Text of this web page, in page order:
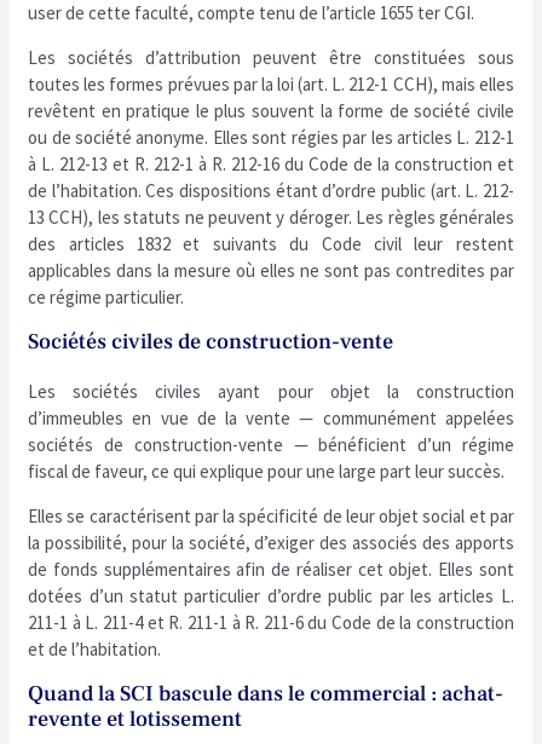
user de cette faculté, compte tenu de l’article 1655 ter CGI.
Les sociétés d’attribution peuvent être constituées sous
toutes les formes prévues par la loi (art. L. 212-1 CCH), mais elles
revêtent en pratique le plus souvent la forme de société civile
ou de société anonyme. Elles sont régies par les articles L. 212-1
à L. 212-13 et R. 212-1 à R. 212-16 du Code de la construction et
de l’habitation. Ces dispositions étant d’ordre public (art. L. 212-
13 CCH), les statuts ne peuvent y déroger. Les règles générales
des articles 1832 et suivants du Code civil leur restent
applicables dans la mesure où elles ne sont pas contredites par
ce régime particulier.
Sociétés civiles de construction-vente
Les sociétés civiles ayant pour objet la construction
d’immeubles en vue de la vente — communément appelées
sociétés de construction-vente — bénéficient d’un régime
fiscal de faveur, ce qui explique pour une large part leur succès.
Elles se caractérisent par la spécificité de leur objet social et par
la possibilité, pour la société, d’exiger des associés des apports
de fonds supplémentaires afin de réaliser cet objet. Elles sont
dotées d’un statut particulier d’ordre public par les articles L.
211-1 à L. 211-4 et R. 211-1 à R. 211-6 du Code de la construction
et de l’habitation.
Quand la SCI bascule dans le commercial : achat-
revente et lotissement